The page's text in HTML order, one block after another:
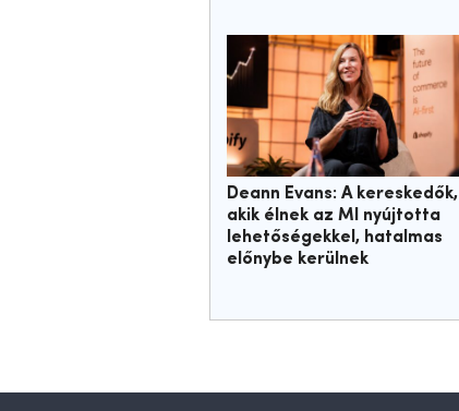
Deann Evans: A kereskedők,
akik élnek az MI nyújtotta
lehetőségekkel, hatalmas
előnybe kerülnek